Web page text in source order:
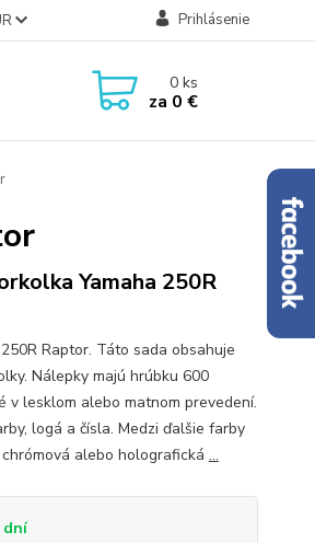
Prihlásenie
0ks
za 0 €
Yamaha 250R
Raptor. Táto sada obsahuje
Nálepky majú hrúbku 600
v lesklom alebo matnom prevedení.
logá a čísla. Medzi ďalšie farby
alebo holografická ...
dní